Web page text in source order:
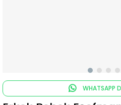
WHATSAPP